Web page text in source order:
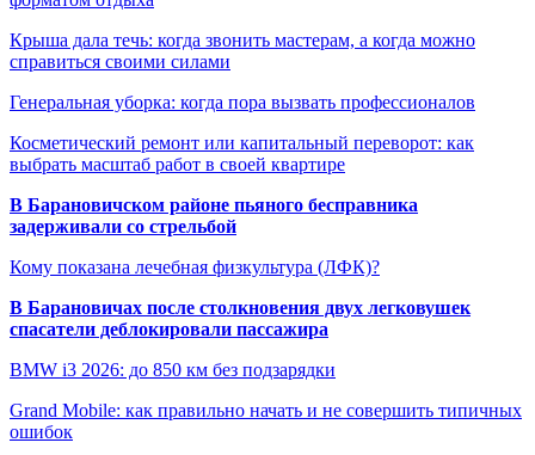
Крыша дала течь: когда звонить мастерам, а когда можно
справиться своими силами
Генеральная уборка: когда пора вызвать профессионалов
Косметический ремонт или капитальный переворот: как
выбрать масштаб работ в своей квартире
В Барановичском районе пьяного бесправника
задерживали со стрельбой
Кому показана лечебная физкультура (ЛФК)?
В Барановичах после столкновения двух легковушек
спасатели деблокировали пассажира
BMW i3 2026: до 850 км без подзарядки
Grand Mobile: как правильно начать и не совершить типичных
ошибок